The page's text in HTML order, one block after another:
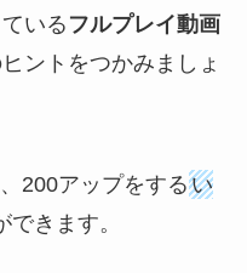
いる フルプレイ動画
ントをつかみましょ
200アップをするい
できます。